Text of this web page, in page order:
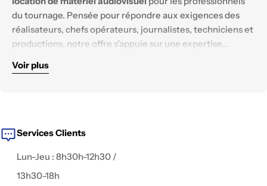
du tournage. Pensée pour répondre aux exigences des
réalisateurs, chefs opérateurs, journalistes, techniciens et
productions, notre offre s’appuie sur une expertise
renouvelé.
Nous mettons à disposition des équipements
digital.
Voir plus
Services Clients
Lun-Jeu : 8h30h-12h30 /
13h30-18h